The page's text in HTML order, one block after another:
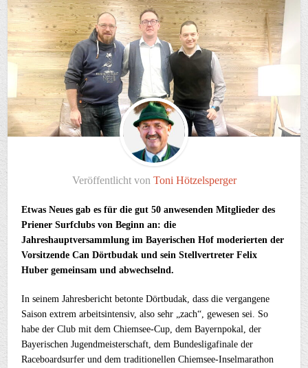
Veröffentlicht von Toni Hötzelsperger
Etwas Neues gab es für die gut 50 anwesenden Mitglieder des
Priener Surfclubs von Beginn an: die
Jahreshauptversammlung im Bayerischen Hof moderierten der
Vorsitzende Can Dörtbudak und sein Stellvertreter Felix
Huber gemeinsam und abwechselnd.
In seinem Jahresbericht betonte Dörtbudak, dass die vergangene
Saison extrem arbeitsintensiv, also sehr „zach“, gewesen sei. So
habe der Club mit dem Chiemsee-Cup, dem Bayernpokal, der
Bayerischen Jugendmeisterschaft, dem Bundesligafinale der
Raceboardsurfer und dem traditionellen Chiemsee-Inselmarathon